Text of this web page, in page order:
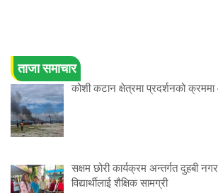
ताजा समाचार
कोशी कटान क्षेत्रमा प्रदर्शनको
सक्षम छोरी कार्यक्रम अन्तर्गत दुहबी
विद्यार्थीलाई शैक्षिक सामग्री